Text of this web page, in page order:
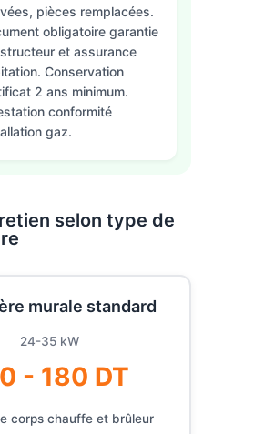
pièces remplacées.
obligatoire garantie
et assurance
Conservation
2 ans minimum.
conformité
gaz.
selon type de
murale standard
24-35 kW
- 180 DT
corps chauffe et brûleur